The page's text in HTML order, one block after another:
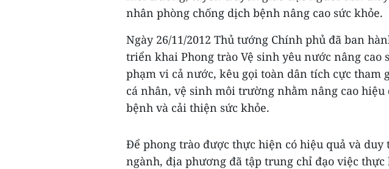
nhân phòng chống dịch bệnh nâng cao sức khỏe.
Ngày 26/11/2012 Thủ tướng Chính phủ đã ban
triển khai Phong trào Vệ sinh yêu nước nâng cao
phạm vi cả nước, kêu gọi toàn dân tích cực tham
cá nhân, vệ sinh môi trường nhằm nâng cao hiệu
bệnh và cải thiện sức khỏe.
Để phong trào được thực hiện có hiệu quả và duy
ngành, địa phương đã tập trung chỉ đạo việc thực